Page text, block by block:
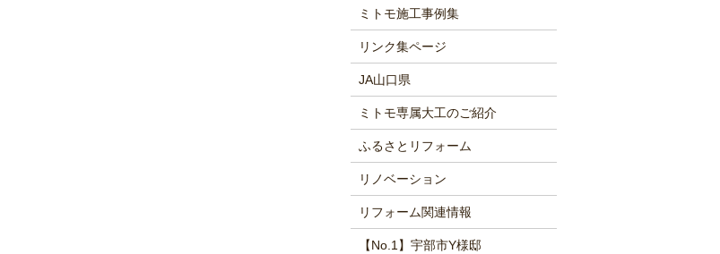
ミトモ施工事例集
リンク集ページ
JA山口県
ミトモ専属大工のご紹介
ふるさとリフォーム
リノベーション
リフォーム関連情報
【No.1】宇部市Y様邸